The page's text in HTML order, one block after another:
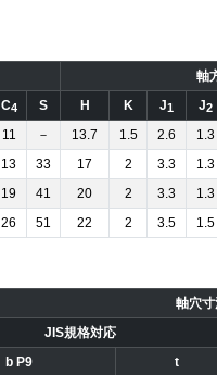
軸
C4 S H K J1 J2
11 － 13.7 1.5 2.6 1.3
13 33 17 2 3.3 1.3
19 41 20 2 3.3 1.3
26 51 22 2 3.5 1.5
軸穴寸
JIS規格対応
b P9 t